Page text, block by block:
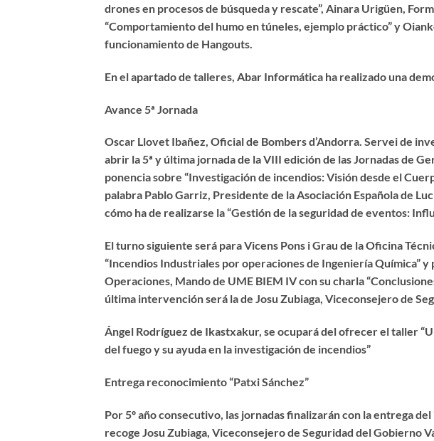
drones en procesos de búsqueda y rescate”, Ainara Urigüen,
“Comportamiento del humo en túneles, ejemplo práctico” y
funcionamiento de Hangouts.
En el apartado de talleres, Abar Informática ha realizado una
Avance 5ª Jornada
Oscar Llovet Ibañez, Oficial de Bombers d’Andorra. Servei de
abrir la 5ª y última jornada de la VIII edición de las Jornadas de
ponencia sobre “Investigación de incendios: Visión desde el
palabra Pablo Garriz, Presidente de la Asociación Española de
cómo ha de realizarse la “Gestión de la seguridad de eventos:
El turno siguiente será para Vicens Pons i Grau de la Oficina
“Incendios Industriales por operaciones de Ingeniería Química” y
Operaciones, Mando de UME BIEM IV con su charla
última intervención será la de Josu Zubiaga, Viceconsejero de
Ángel Rodríguez de Ikastxakur, se ocupará del ofrecer el taller
del fuego y su ayuda en la investigación de incendios”
Entrega reconocimiento “Patxi Sánchez”
Por 5º año consecutivo, las jornadas finalizarán con la entrega
recoge Josu Zubiaga, Viceconsejero de Seguridad del Gobierno